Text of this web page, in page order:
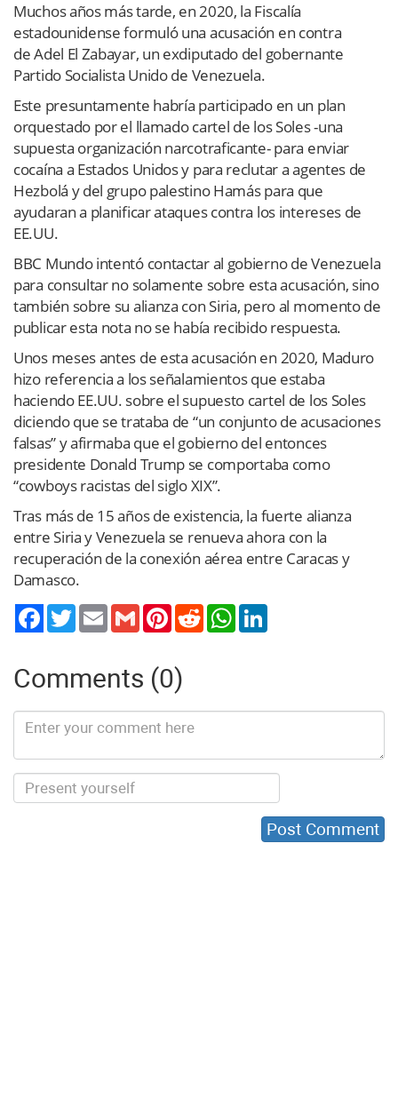
Muchos años más tarde, en 2020, la Fiscalía
estadounidense formuló una acusación en contra
de Adel El Zabayar, un exdiputado del gobernante
Partido Socialista Unido de Venezuela.
Este presuntamente habría participado en un plan
orquestado por el llamado cartel de los Soles -una
supuesta organización narcotraficante- para enviar
cocaína a Estados Unidos y para reclutar a agentes de
Hezbolá y del grupo palestino Hamás para que
ayudaran a planificar ataques contra los intereses de
EE.UU.
BBC Mundo intentó contactar al gobierno de Venezuela
para consultar no solamente sobre esta acusación, sino
también sobre su alianza con Siria, pero al momento de
publicar esta nota no se había recibido respuesta.
Unos meses antes de esta acusación en 2020, Maduro
hizo referencia a los señalamientos que estaba
haciendo EE.UU. sobre el supuesto cartel de los Soles
diciendo que se trataba de “un conjunto de acusaciones
falsas” y afirmaba que el gobierno del entonces
presidente Donald Trump se comportaba como
“cowboys racistas del siglo XIX”.
Tras más de 15 años de existencia, la fuerte alianza
entre Siria y Venezuela se renueva ahora con la
recuperación de la conexión aérea entre Caracas y
Damasco.
TwitterEmail Gmail PinterestReddit WhatsApp
Comments (0)